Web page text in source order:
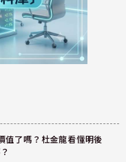
了嗎？杜金龍看懂明後